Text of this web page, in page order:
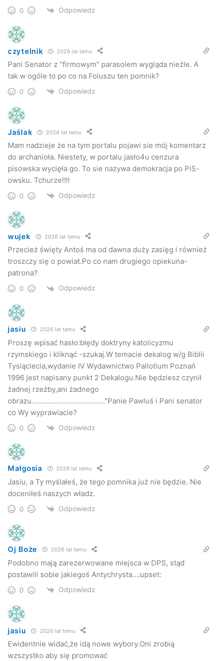
–Jest to dla nas, dla mnie – byłej radnej, przewodniczącej
rady, ale myślę dla całego powiatu wielka uroczystość i
wielkie wydarzenie. Szczególny patron, który będzie
roztaczał z Folusza na cały powiat jasielski i myślę, że na
najbliższą okolicę swoje łaski i swoją opiekę, która jest
nam niezmiernie potrzebna w codziennym, niełatwym
życiu– mówiła dziś Alicja Zając.
Społecznej w Foluszu. Dyrektor placówki podkreśla, że
pomnik dla pacjentów ma symboliczne znaczenia. Wiele
osób nadal postrzega osoby chore psychiczna jako osoby
opętane.
– Jest to czasami wynikiem braku rozpoznania choroby
psychicznej. Jak idzie ktoś do egzorcysty, myśli, że jest
opętany, a okazuje się po czasie, że jest chory psychicznie
– tłumaczy Rafał Gużkowski, dyrektor DPS w Foluszu.
Dzięki tej figurze, zdaniem dyrektora, łatwiej będzie
przełamywać stereotypy w ludzkiej mentalności.
0 Odpowiedz
czytelnik 2026 lat temu
Pani Senator z "firmowym" parasolem wygląda nieźle. A
tak w ogóle to po co na Foluszu ten pomnik?
0 Odpowiedz
Jaślak 2026 lat temu
Mam nadzieje że na tym portalu pojawi sie mój komentarz
do archanioła. Niestety, w portalu jasło4u cenzura
pisowska wycięła go. To sie nazywa demokracja po PiS-
owsku. Tchurze!!!!
0 Odpowiedz
wujek 2026 lat temu
Przecież święty Antoś ma od dawna duży zasięg i również
troszczy się o powiat.Po co nam drugiego opiekuna-
patrona?
0 Odpowiedz
jasiu 2026 lat temu
Proszę wpisać hasło:błędy doktryny katolicyzmu
rzymskiego i kliknąć -szukaj.W temacie dekalog w/g Biblii
Tysiąclecia,wydanie IV Wydawnictwo Pallotium Poznań
1996 jest napisany punkt 2 Dekalogu.Nie będziesz czynił
żadnej rzeźby,ani żadnego
obrazu……………………………….."Panie Pawluś i Pani senator
co Wy wyprawiacie?
0 Odpowiedz
Małgosia 2026 lat temu
Jasiu, a Ty myślałeś, że tego pomnika już nie będzie. Nie
doceniłeś naszych władz.
0 Odpowiedz
Oj Boże 2026 lat temu
Podobno mają zarezerwowane miejsca w DPS, stąd
postawili sobie jakiegoś Antychrysta…:upset:
0 Odpowiedz
jasiu 2026 lat temu
Ewidentnie widać,że idą nowe wybory.Oni zrobią
wzszystko aby się promować